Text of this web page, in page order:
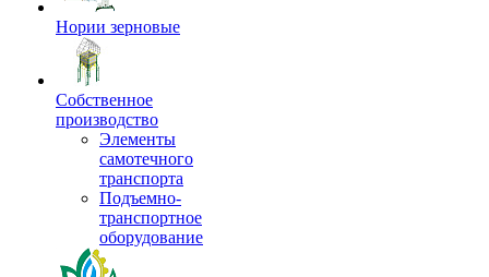
Нории зерновые
Собственное
производство
Элементы
самотечного
транспорта
Подъемно-
транспортное
оборудование